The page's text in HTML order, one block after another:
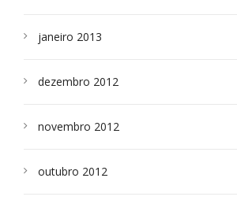
janeiro 2013
dezembro 2012
novembro 2012
outubro 2012